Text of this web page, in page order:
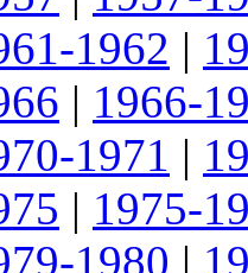
1962 |
| 1966-
1971 |
| 1975-
1980 |